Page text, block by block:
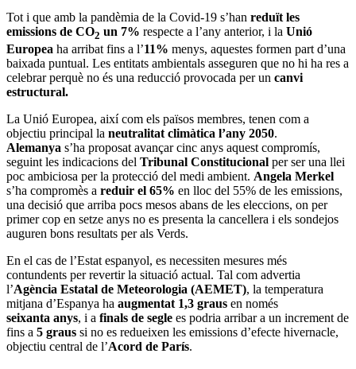
Tot i que amb la pandèmia de la Covid-19 s’han reduït les
emissions de CO2 un 7% respecte a l’any anterior, i la Unió
Europea ha arribat fins a l’11% menys, aquestes formen part d’una
baixada puntual. Les entitats ambientals asseguren que no hi ha res a
celebrar perquè no és una reducció provocada per un canvi
estructural.
La Unió Europea, així com els països membres, tenen com a
objectiu principal la neutralitat climàtica l’any 2050.
Alemanya s’ha proposat avançar cinc anys aquest compromís,
seguint les indicacions del Tribunal Constitucional per ser una llei
poc ambiciosa per la protecció del medi ambient. Angela Merkel
s’ha compromès a reduir el 65% en lloc del 55% de les emissions,
una decisió que arriba pocs mesos abans de les eleccions, on per
primer cop en setze anys no es presenta la cancellera i els sondejos
auguren bons resultats per als Verds.
En el cas de l’Estat espanyol, es necessiten mesures més
contundents per revertir la situació actual. Tal com advertia
l’Agència Estatal de Meteorologia (AEMET), la temperatura
mitjana d’Espanya ha augmentat 1,3 graus en només
seixanta anys, i a finals de segle es podria arribar a un increment de
fins a 5 graus si no es redueixen les emissions d’efecte hivernacle,
objectiu central de l’Acord de París.